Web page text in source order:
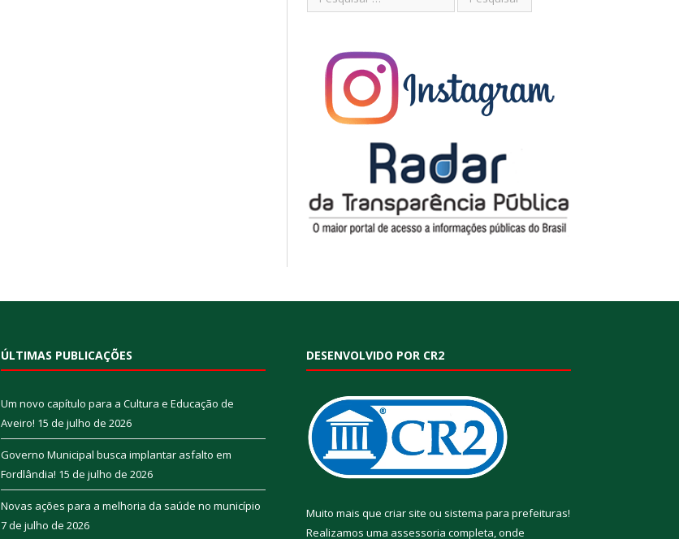
ÚLTIMAS PUBLICAÇÕES
Um novo capítulo para a Cultura e Educação de
Aveiro! 15 de julho de 2026
Governo Municipal busca implantar asfalto em
Fordlândia! 15 de julho de 2026
Novas ações para a melhoria da saúde no município
7 de julho de 2026
DESENVOLVIDO POR CR2
Muito mais que criar site ou sistema para prefeituras!
Realizamos uma assessoria completa, onde